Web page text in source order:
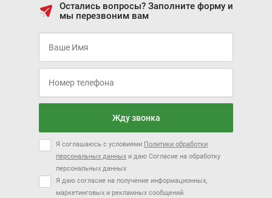
Остались вопросы? Заполните форму и
мы перезвоним вам
Жду звонка
Я соглашаюсь с условиями Политики обработки
персональных данных и даю Согласие на обработку
персональных данных
Я даю согласие на получение информационных,
маркетинговых и рекламных сообщений